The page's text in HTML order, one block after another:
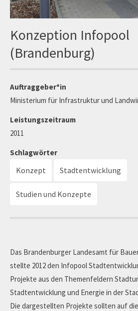
Konzeption Infopool
(Brandenburg)
Auftraggeber*in
Ministerium für Infrastruktur und
Leistungszeitraum
2011
Schlagwörter
Konzept Stadtentwicklung
Studien und Konzepte
Das Brandenburger Landesamt für
stellte 2012 den Infopool
Projekte aus den Themenfeldern
Stadtentwicklung und Energie in der
Die dargestellten Projekte sollten auf